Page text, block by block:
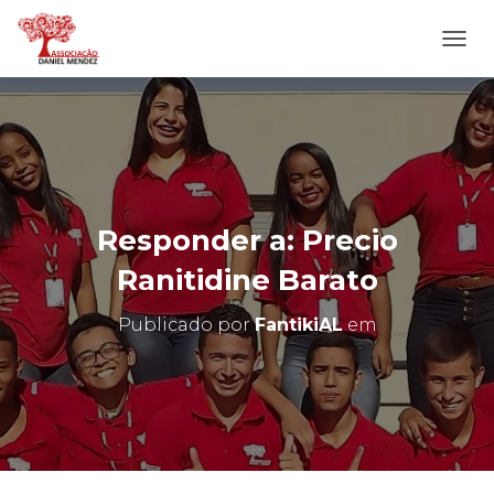
L
T
E
R
N
A
N
A
E
G
O
Responder a: Precio
Ranitidine Barato
Publicado porFantikiALem